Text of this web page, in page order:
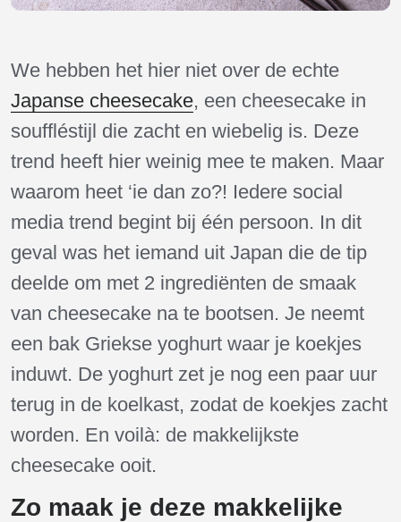
We hebben het hier niet over de echte
Japanse cheesecake, een cheesecake in
souffléstijl die zacht en wiebelig is. Deze
trend heeft hier weinig mee te maken. Maar
waarom heet ‘ie dan zo?! Iedere social
media trend begint bij één persoon. In dit
geval was het iemand uit Japan die de tip
deelde om met 2 ingrediënten de smaak
van cheesecake na te bootsen. Je neemt
een bak Griekse yoghurt waar je koekjes
induwt. De yoghurt zet je nog een paar uur
terug in de koelkast, zodat de koekjes zacht
worden. En voilà: de makkelijkste
cheesecake ooit.
Zo maak je deze makkelijke